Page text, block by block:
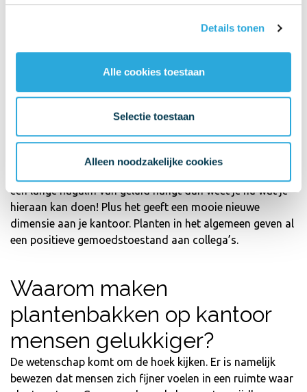
Details tonen
Alle cookies toestaan
Selectie toestaan
Alleen noodzakelijke cookies
lampen. Zonder heel gek te doen heb je dan een nieuwe
Waarom akoestische
plantenbakken kopen voor
Onze akoestische plantenbakken hebben als doel de
akoestiek te verbeteren van een ruimte. Als je in een
een lange nagalm van geluid hangt dan weet je nu wat je
hieraan kan doen! Plus het geeft een mooie nieuwe
dimensie aan je kantoor. Planten in het algemeen geven al
een positieve gemoedstoestand aan collega’s.
Waarom maken
plantenbakken op kantoor
mensen gelukkiger?
De wetenschap komt om de hoek kijken. Er is namelijk
bewezen dat mensen zich fijner voelen in een ruimte waar